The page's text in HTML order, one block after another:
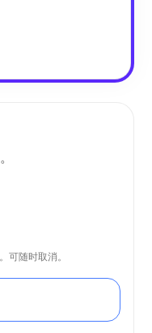
可随时取消。